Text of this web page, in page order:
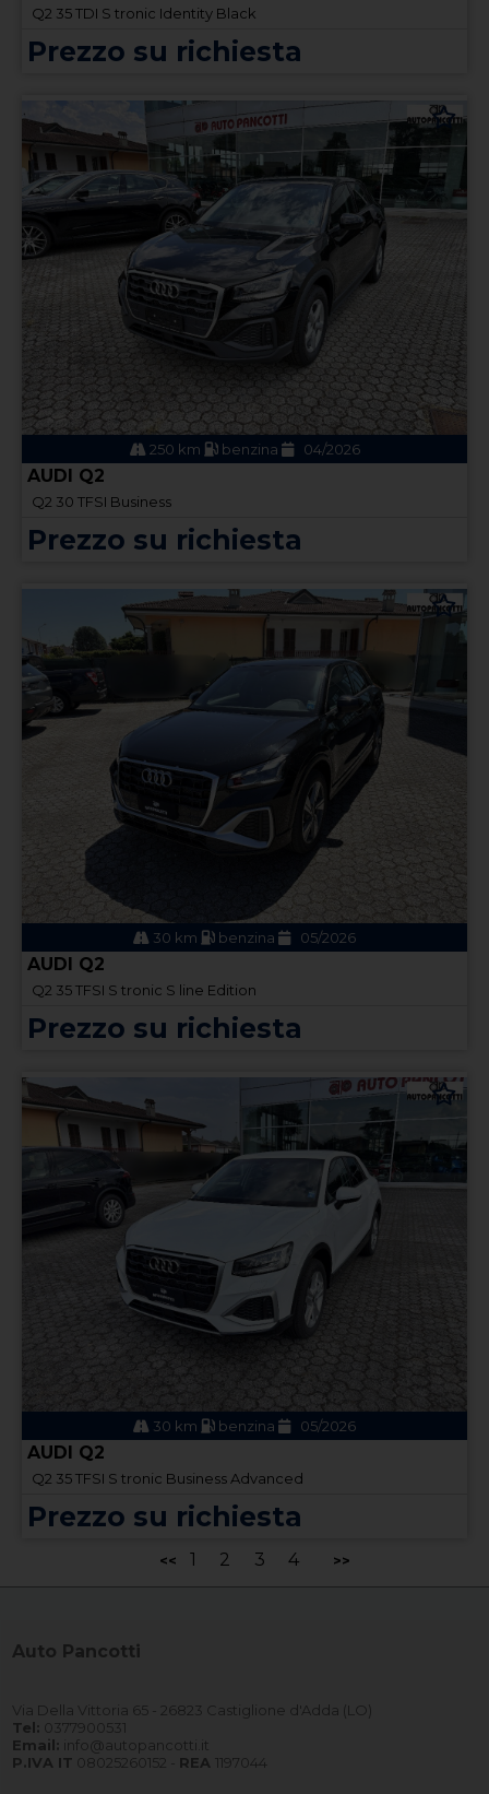
Q2 35 TDI S tronic Identity Black
Prezzo su richiesta
250 km benzina 04/2026
AUDI Q2
Q2 30 TFSI Business
Prezzo su richiesta
30 km benzina 05/2026
AUDI Q2
Q2 35 TFSI S tronic S line Edition
Prezzo su richiesta
30 km benzina 05/2026
AUDI Q2
Q2 35 TFSI S tronic Business Advanced
Prezzo su richiesta
<< 1 2 3 4 >>
Auto Pancotti
Via Della Vittoria 65 - 26823 Castiglione d'Adda (LO)
Tel: 0377900531
Email: info@autopancotti.it
P.IVA IT 08025260152 - REA 1197044